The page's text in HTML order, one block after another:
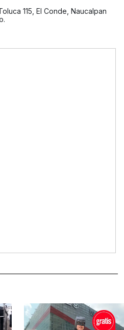
115, El Conde, Naucalpan